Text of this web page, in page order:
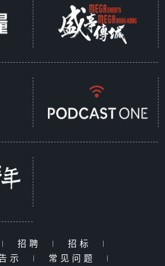
| 招聘 | 招标
|
示
| 常见问题 |